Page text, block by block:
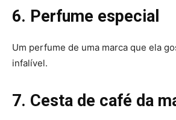
6. Perfume especial
Um perfume de uma marca que ela
infalível.
7. Cesta de café da